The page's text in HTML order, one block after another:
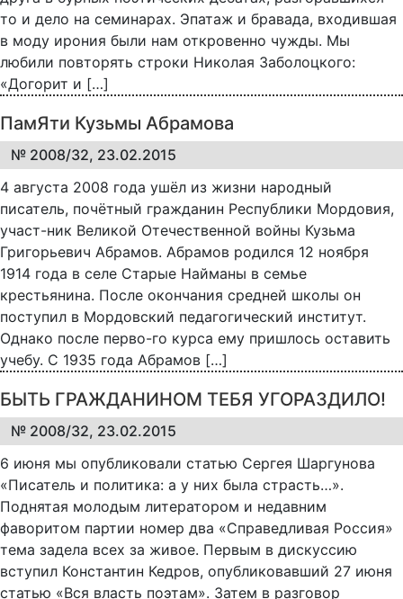
то и дело на семинарах. Эпатаж и бравада, входившая
в моду ирония были нам откровенно чужды. Мы
любили повторять строки Николая Заболоцкого:
«Догорит и […]
ПамЯти Кузьмы Абрамова
№ 2008/32, 23.02.2015
4 августа 2008 года ушёл из жизни народный
писатель, почётный гражданин Республики Мордовия,
участ-ник Великой Отечественной войны Кузьма
Григорьевич Абрамов. Абрамов родился 12 ноября
1914 года в селе Старые Найманы в семье
крестьянина. После окончания средней школы он
поступил в Мордовский педагогический институт.
Однако после перво-го курса ему пришлось оставить
учебу. С 1935 года Абрамов […]
БЫТЬ ГРАЖДАНИНОМ ТЕБЯ УГОРАЗДИЛО!
№ 2008/32, 23.02.2015
6 июня мы опубликовали статью Сергея Шаргунова
«Писатель и политика: а у них была страсть…».
Поднятая молодым литератором и недавним
фаворитом партии номер два «Справедливая Россия»
тема задела всех за живое. Первым в дискуссию
вступил Константин Кедров, опубликовавший 27 июня
статью «Вся власть поэтам». Затем в разговор